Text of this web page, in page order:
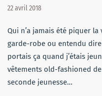
22 avril 2018
Qui n’a jamais été piquer
garde-robe ou entendu
portais ça quand j’étais
vêtements old-fashioned
seconde jeunesse…